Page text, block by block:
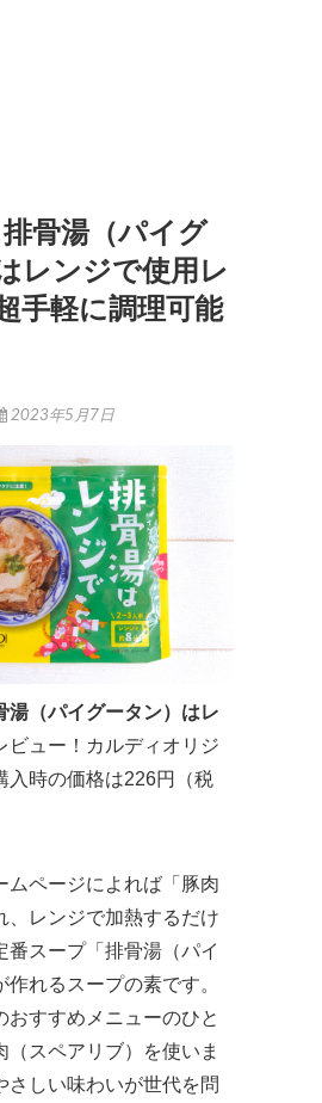
骨湯（パイグ
レンジで使用レ
手軽に調理可能
2023年5月7日
湯（パイグータン）はレ
ビュー！カルディオリジ
入時の価格は226円（税
ムページによれば「豚肉
、レンジで加熱するだけ
番スープ「排骨湯（パイ
作れるスープの素です。
おすすめメニューのひと
（スペアリブ）を使いま
さしい味わいが世代を問